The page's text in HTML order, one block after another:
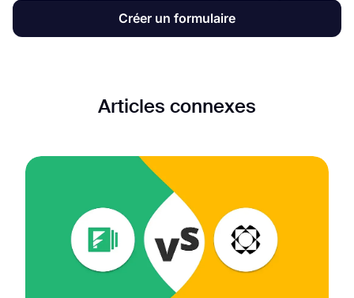
Créer un formulaire
Articles connexes